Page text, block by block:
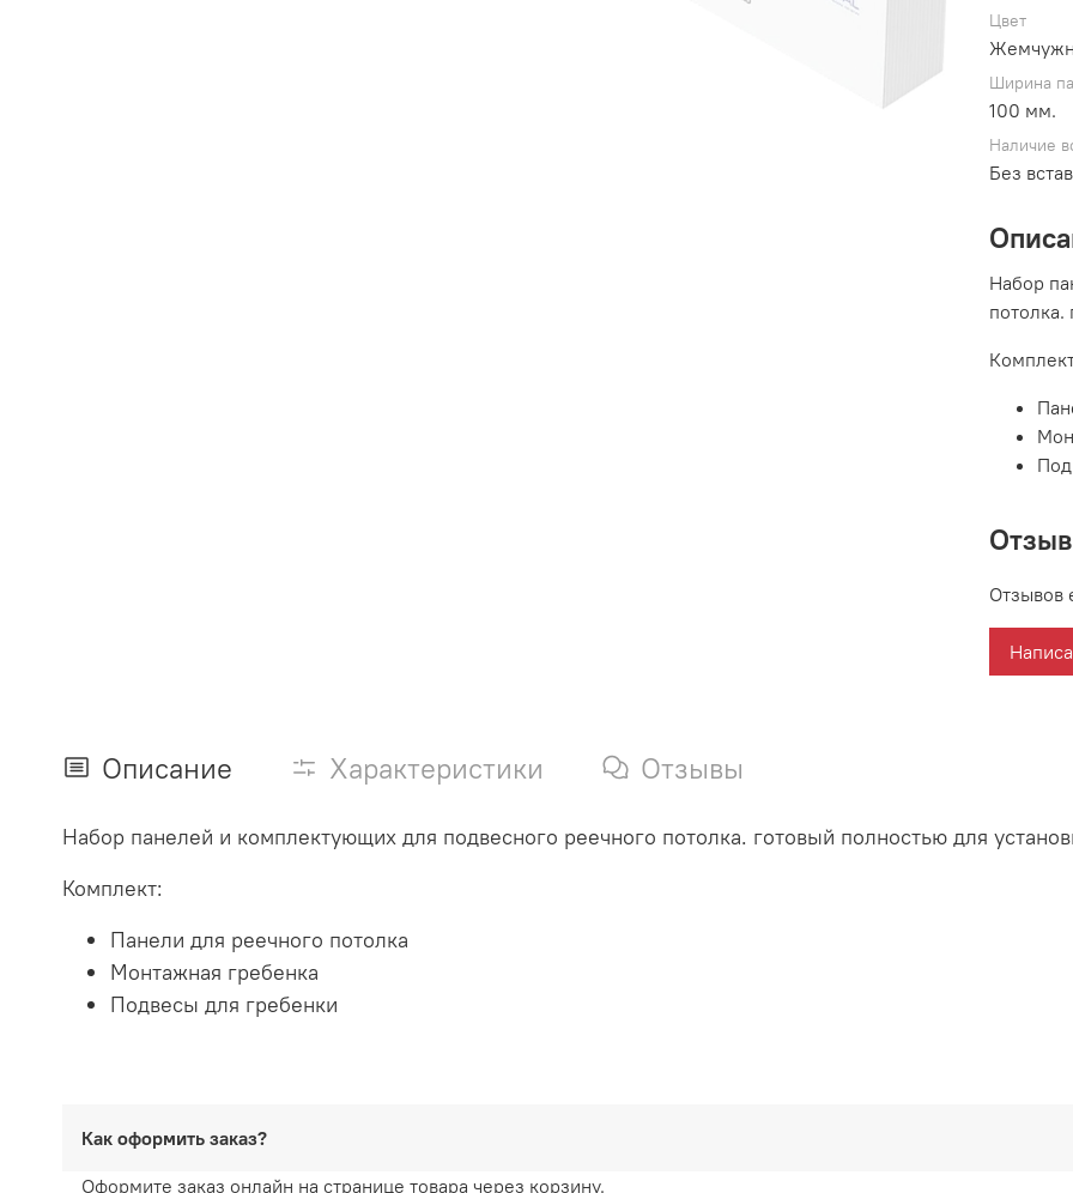
Цвет
Ширина
100 мм.
Наличие
Без
Набор
потолка.
Отзывов
Описание Характеристики Отзывы
Набор панелей и комплектующих для подвесного реечного потолка. готовый полностью для
Комплект:
Панели для реечного потолка
Монтажная гребенка
Подвесы для гребенки
Как оформить заказ?
Оформите заказ онлайн на странице товара через корзину.